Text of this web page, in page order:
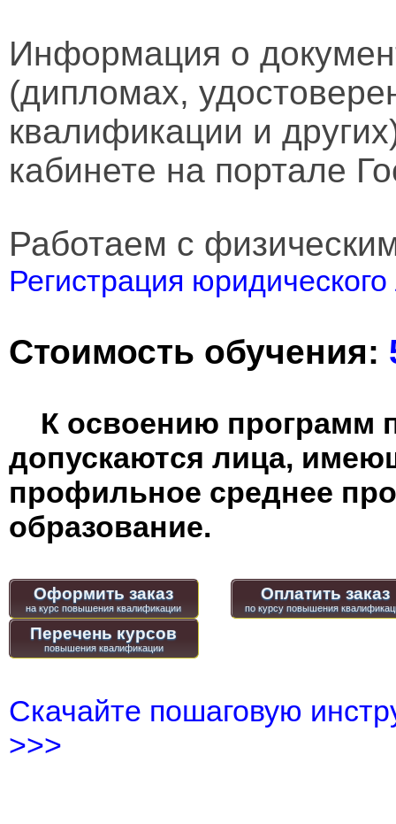
Информация о
(дипломах,
квалификации и
кабинете на портале
Работаем с
Регистрация
Стоимость обучения:
К освоению программ
допускаются лица,
профильное среднее
образование.
Оформить заказ Оплатить заказ
Перечень курсов
повышения квалификации
Скачайте пошаговую
>>>